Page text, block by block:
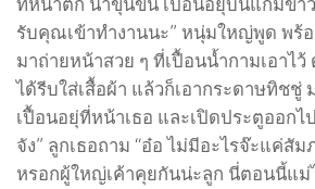
รับคุณเข้าทำงานนะ” หนุ่มใหญ่พูด พร้
มาถ่ายหน้าสวย ๆ ที่เปื้อนน้ำกามเอาไ
ได้รีบใส่เสื้อผ้า แล้วก็เอากระดาษทิชชู่
เปื้อนอยุ่ที่หน้าเธอ และเปิดประตูออกไ
จัง” ลูกเธอถาม “อ๋อ ไม่มีอะไรจ๊ะแค่สั
หรอกผู้ใหญ่เค้าคุยกันน่ะลูก นี่ตอนนี้แม่